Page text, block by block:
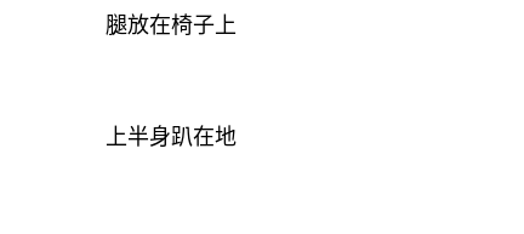
腿放在椅子上
上半身趴在地